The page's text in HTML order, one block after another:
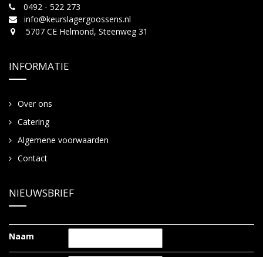
0492 - 522 273
info@keurslagergoossens.nl
5707 CE Helmond, Steenweg 31
INFORMATIE
Over ons
Catering
Algemene voorwaarden
Contact
NIEUWSBRIEF
Naam